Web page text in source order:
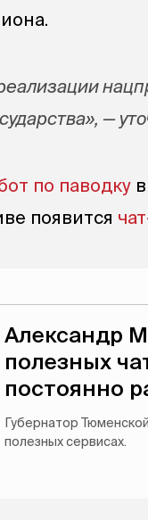
—
по паводку
появится
Александр
полезных
постоянно
Губернатор
полезных сервисах.